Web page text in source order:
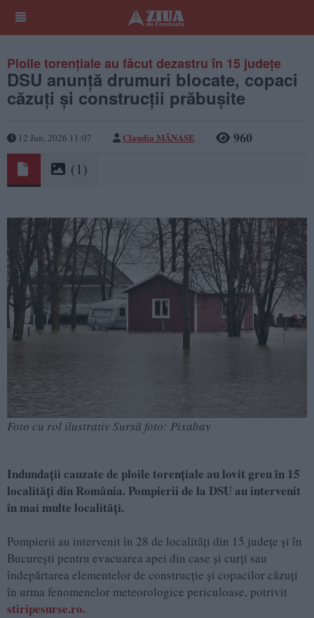
Ploile torențiale au făcut dezastru în 15 județe
DSU anunță drumuri blocate, copaci
căzuți și construcții prăbușite
12 Jun, 2026 11:07 Claudia MĂNASE 960
(1)
Foto cu rol ilustrativ Sursă foto: Pixabay
Indundații cauzate de ploile torențiale au lovit greu în 15
localități din România. Pompierii de la DSU au intervenit
în mai multe localități.
Pompierii au intervenit în 28 de localităţi din 15 judeţe şi în
Bucureşti pentru evacuarea apei din case şi curţi sau
îndepărtarea elementelor de construcţie şi copacilor căzuţi
în urma fenomenelor meteorologice periculoase, potrivit
stiripesurse.ro.